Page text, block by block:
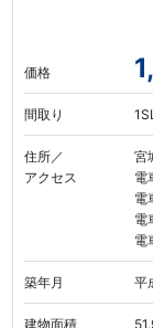
価格
間取り
住所／
アクセス
宮
電
電
電
電
築年月 平
建物面積